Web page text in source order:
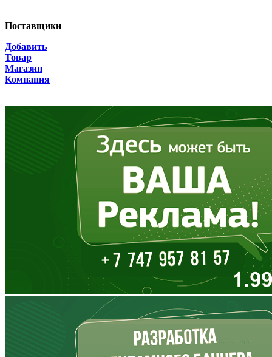
Волгоградская область
Вологодская область
Дагестан
Еврейская АО
Забайкальский край
Запорожская область
Ивановская область
Иркутская область
Кабардино-Балкария
Поставщики
Добавить
Товар
Магазин
Компания